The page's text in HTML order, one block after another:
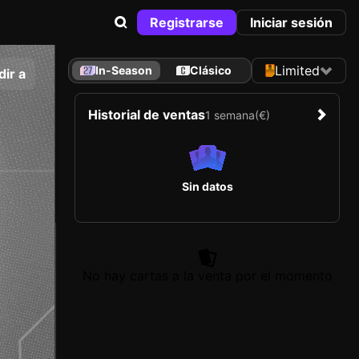
Registrarse Iniciar sesión
a In-Season Clásico Limited
Historial de ventas1 semana(€)
Sin datos